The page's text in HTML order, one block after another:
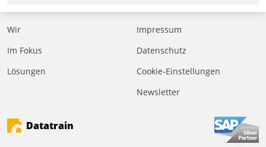
gemeinsam mit der Berliner Datatrain GmbH den
Teilprozess der Objektsanierung digitalisiert.
Wir
Im Fokus
Lösungen
Impressum
Datenschutz
Cookie-Einstellungen
Newsletter
Datatrain